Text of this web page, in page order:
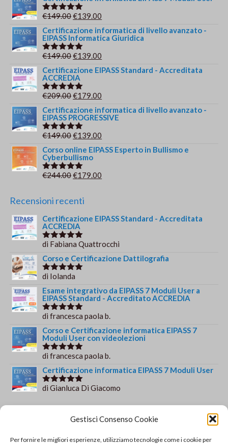
Gestisci Consenso Cookie
Per fornire le migliori esperienze, utilizziamo tecnologie come i cookie per
Valutato
€149.00Il
prezzo
originale
era:
€139.00
prezzo
attuale
Certificazione informatica di livello avanzato -
EIPASS Informatica Giuridica
Valutato
€149.00Il
prezzo
originale
era:
€139.00
prezzo
Certificazione EIPASS Standard - Accreditata
ACCREDIA
Valutato
€209.00Il
prezzo
originale
era:
€179.00
prezzo
attuale
Certificazione informatica di livello avanzato -
EIPASS PROGRESSIVE
Valutato
€149.00Il
prezzo
originale
era:
€139.00
prezzo
Corso online EIPASS Esperto in Bullismo e
Cyberbullismo
Valutato
€244.00Il
originale
€244.00.
€179.00
€179.00.
Recensioni recenti
Certificazione EIPASS Standard - Accreditata
ACCREDIA
Valutato5
di Fabiana Quattrocchi
Corso e Certificazione Dattilografia
Valutato5
di Iolanda
Esame integrativo da EIPASS 7 Moduli User a
EIPASS Standard - Accreditato ACCREDIA
Valutato5
di francesca paola b.
Corso e Certificazione informatica EIPASS 7
Moduli User con videolezioni
Valutato5
di francesca paola b.
Certificazione informatica EIPASS 7 Moduli User
Valutato5
di Gianluca Di Giacomo
84013 Cava de' Tirreni